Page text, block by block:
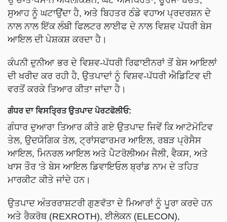
ਸੁਆਹ ਨੂੰ ਘਟਾਉਂਦਾ ਹੈ, ਅਤੇ ਬਿਹਤਰ ਠੰਡੇ ਵਹਾਅ ਪ੍ਰਦਰਸ਼ਨ ਦੇ
ਨਾਲ ਨਾਲ ਇੱਕ ਲੰਬੀ ਫਿਲਟਰ ਲਾਈਫ ਦੇ ਨਾਲ ਵਿਸ਼ਵ ਪੱਧਰੀ ਬੇਸ
ਆਇਲ ਦੀ ਪੇਸ਼ਕਸ਼ ਕਰਦਾ ਹੈ।
ਕੰਪਨੀ ਦੁਨੀਆ ਭਰ ਦੇ ਵਿਸ਼ਵ-ਪੱਧਰੀ ਰਿਫਾਈਨਰਾਂ ਤੋਂ ਬੇਸ ਆਇਲਾਂ
ਦੀ ਖਰੀਦ ਕਰ ਰਹੀ ਹੈ, ਉਤਪਾਦਾਂ ਨੂੰ ਵਿਸ਼ਵ-ਪੱਧਰੀ ਐਡਿਟਿਵ ਦੀ
ਵਰਤੋਂ ਕਰਕੇ ਤਿਆਰ ਕੀਤਾ ਜਾਂਦਾ ਹੈ।
ਗੰਧਰ ਦਾ ਵਿਸਤ੍ਰਿਤ ਉਤਪਾਦ ਪੋਰਟਫੋਲੀਓ:
ਗੰਧਾਰ ਦੁਆਰਾ ਤਿਆਰ ਕੀਤੇ ਗਏ ਉਤਪਾਦ ਜਿਵੇਂ ਕਿ ਆਟੋਮੋਟਿਵ
ਤੇਲ, ਉਦਯੋਗਿਕ ਤੇਲ, ਟ੍ਰਾਂਸਫਾਰਮਰ ਆਇਲ, ਰਬੜ ਪ੍ਰੋਸੈਸ
ਆਇਲ, ਮਿਨਰਲ ਆਇਲ ਅਤੇ ਪੈਟਰੋਲੀਅਮ ਜੈਲੀ, ਵੈਕਸ, ਅਤੇ
ਖਾਸ ਤੌਰ 'ਤੇ ਬੇਸ ਆਇਲ ਡਿਵਾਇਓਲ ਬ੍ਰਾਂਡ ਨਾਮ ਦੇ ਤਹਿਤ
ਮਾਰਕੀਟ ਕੀਤੇ ਜਾਂਦੇ ਹਨ।
ਉਤਪਾਦ ਅੰਤਰਰਾਸ਼ਟਰੀ ਗੁਣਵੱਤਾ ਦੇ ਮਿਆਰਾਂ ਨੂੰ ਪੂਰਾ ਕਰਦੇ ਹਨ
ਅਤੇ ਰੈਕਰੋਥ (REXROTH), ਈਲੇਕਨ (ELECON),